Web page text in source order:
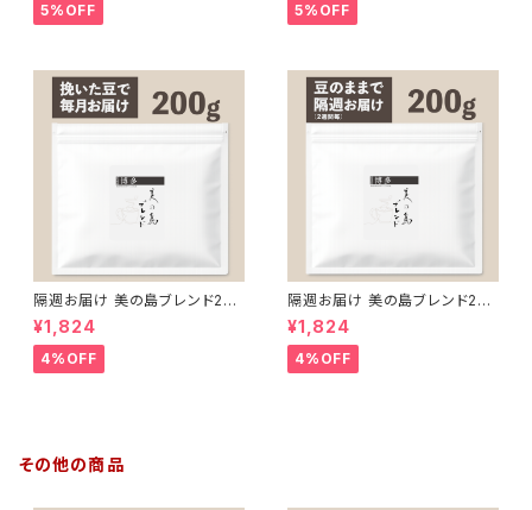
5%OFF 5%OFF
隔週お届け 美の島ブレンド200
g【挽いた豆】
¥1,824
4%OFF
隔週お届け 美の島ブレンド200
g【豆のまま】
¥1,824
4%OFF
その他の商品